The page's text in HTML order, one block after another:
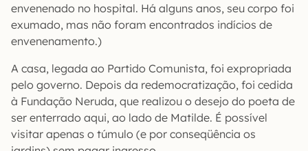
envenenado no hospital. Há alguns anos, seu corpo foi
exumado, mas não foram encontrados indícios de
envenenamento.)
A casa, legada ao Partido Comunista, foi expropriada
pelo governo. Depois da redemocratização, foi cedida
à Fundação Neruda, que realizou o desejo do poeta de
ser enterrado aqui, ao lado de Matilde. É possível
visitar apenas o túmulo (e por conseqüência os